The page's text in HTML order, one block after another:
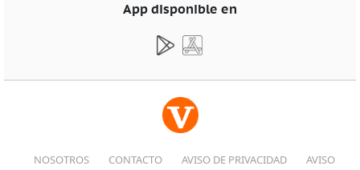
App disponible en
NOSOTROS CONTACTO AVISO DE PRIVACIDAD AVISO